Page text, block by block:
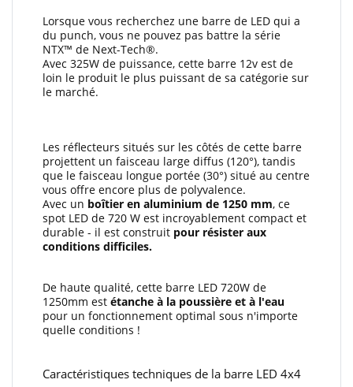
Lorsque vous recherchez une barre de LED qui a
du punch, vous ne pouvez pas battre la série
NTX™ de Next-Tech®.
Avec 325W de puissance, cette barre 12v est de
loin le produit le plus puissant de sa catégorie sur
le marché.
Les réflecteurs situés sur les côtés de cette barre
projettent un faisceau large diffus (120°), tandis
que le faisceau longue portée (30°) situé au centre
vous offre encore plus de polyvalence.
Avec un boîtier en aluminium de 1250 mm, ce
spot LED de 720 W est incroyablement compact et
durable - il est construit pour résister aux
conditions difficiles.
De haute qualité, cette barre LED 720W de
1250mm est étanche à la poussière et à l'eau
pour un fonctionnement optimal sous n'importe
quelle conditions !
Caractéristiques techniques de la barre LED 4x4